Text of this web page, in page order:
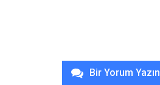
Bir Yorum Yazın